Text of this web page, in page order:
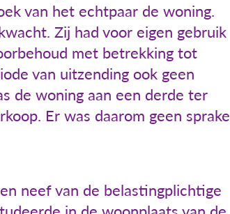
van het echtpaar de woning.
Zij had voor eigen gebruik
met betrekking tot
van uitzending ook geen
de woning aan een derde ter
Er was daarom geen sprake
neef van de belastingplichtige